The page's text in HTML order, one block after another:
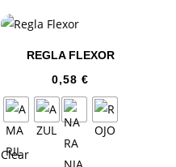
REGLA FLEXOR
0,58€
Clear